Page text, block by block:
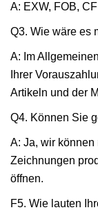
A: EXW, FOB,
Q3. Wie wäre es
A: Im
Ihrer
Artikeln und der
Q4. Können Sie
A: Ja, wir können
Zeichnungen
öffnen.
F5. Wie lauten